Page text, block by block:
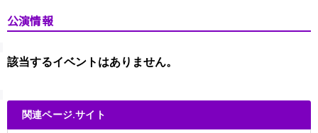
公演情報
該当するイベントはありません。
関連ページ.サイト